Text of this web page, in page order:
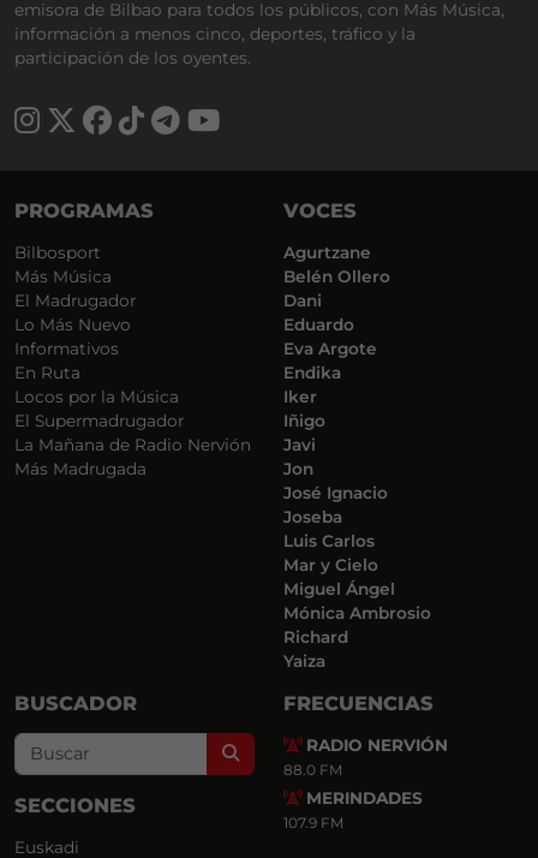
emisora de Bilbao para todos los públicos, con Más Música,
información a menos cinco, deportes, tráfico y la
participación de los oyentes.
PROGRAMAS
Bilbosport
Más Música
El Madrugador
Lo Más Nuevo
Informativos
En Ruta
Locos por la Música
El Supermadrugador
La Mañana de Radio Nervión
Más Madrugada
VOCES
Agurtzane
Belén Ollero
Dani
Eduardo
Eva Argote
Endika
Iker
Iñigo
Javi
Jon
José Ignacio
Joseba
Luis Carlos
Mar y Cielo
Miguel Ángel
Mónica Ambrosio
Richard
Yaiza
BUSCADOR
Search
SECCIONES
Euskadi
FRECUENCIAS
RADIO NERVIÓN
88.0 FM
MERINDADES
107.9 FM